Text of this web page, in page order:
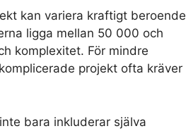
kan variera kraftigt beroende
ligga mellan 50 000 och
komplexitet. För mindre
projekt ofta kräver
bara inkluderar själva